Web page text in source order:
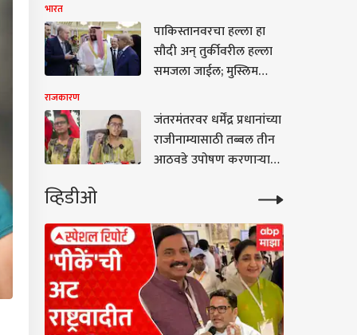
राहण्याचे आदेश
भारत
पाकिस्तानवरचा हल्ला हा
सौदी अन् तुर्कीवरील हल्ला
समजला जाईल; मुस्लिम
मोठी प्रतिक्रिया
राजकारण
जंतरमंतरवर धर्मेंद्र प्रधानांच्या
राजीनाम्यासाठी तब्बल तीन
आठवडे उपोषण करणाऱ्या
अश्रुधुरांना घाबरलो नाही, या
शाईने काय होणार?
व्हिडीओ